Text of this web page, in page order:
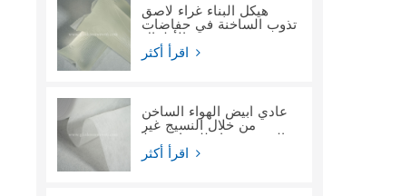
هيكل البناء غراء لاصق
تذوب الساخنة في حفاضات
الأطفال
عادي أبيض الهواء الساخن
من خلال النسيج غير
المنسوج ماء للنساء فوط
صحية